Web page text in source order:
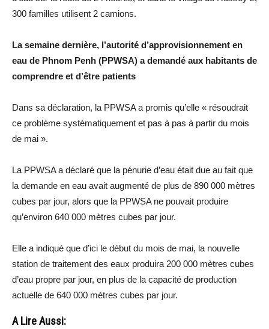
300 familles utilisent 2 camions.
La semaine dernière, l’autorité d’approvisionnement en
eau de Phnom Penh (PPWSA) a demandé aux habitants de
comprendre et d’être patients
Dans sa déclaration, la PPWSA a promis qu’elle « résoudrait
ce problème systématiquement et pas à pas à partir du mois
de mai ».
La PPWSA a déclaré que la pénurie d’eau était due au fait que
la demande en eau avait augmenté de plus de 890 000 mètres
cubes par jour, alors que la PPWSA ne pouvait produire
qu’environ 640 000 mètres cubes par jour.
Elle a indiqué que d’ici le début du mois de mai, la nouvelle
station de traitement des eaux produira 200 000 mètres cubes
d’eau propre par jour, en plus de la capacité de production
actuelle de 640 000 mètres cubes par jour.
A Lire Aussi: